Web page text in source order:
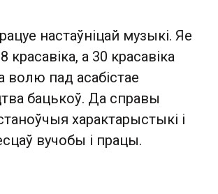
настаўніцай музыкі. Яе
красавіка, а 30 красавіка
волю пад асабістае
бацькоў. Да справы
характарыстыкі і
вучобы і працы.